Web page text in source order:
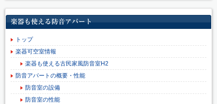
楽器も使える防音アパート
トップ
楽器可空室情報
楽器も使える古民家風防音室H2
防音アパートの概要・性能
防音室の設備
防音室の性能